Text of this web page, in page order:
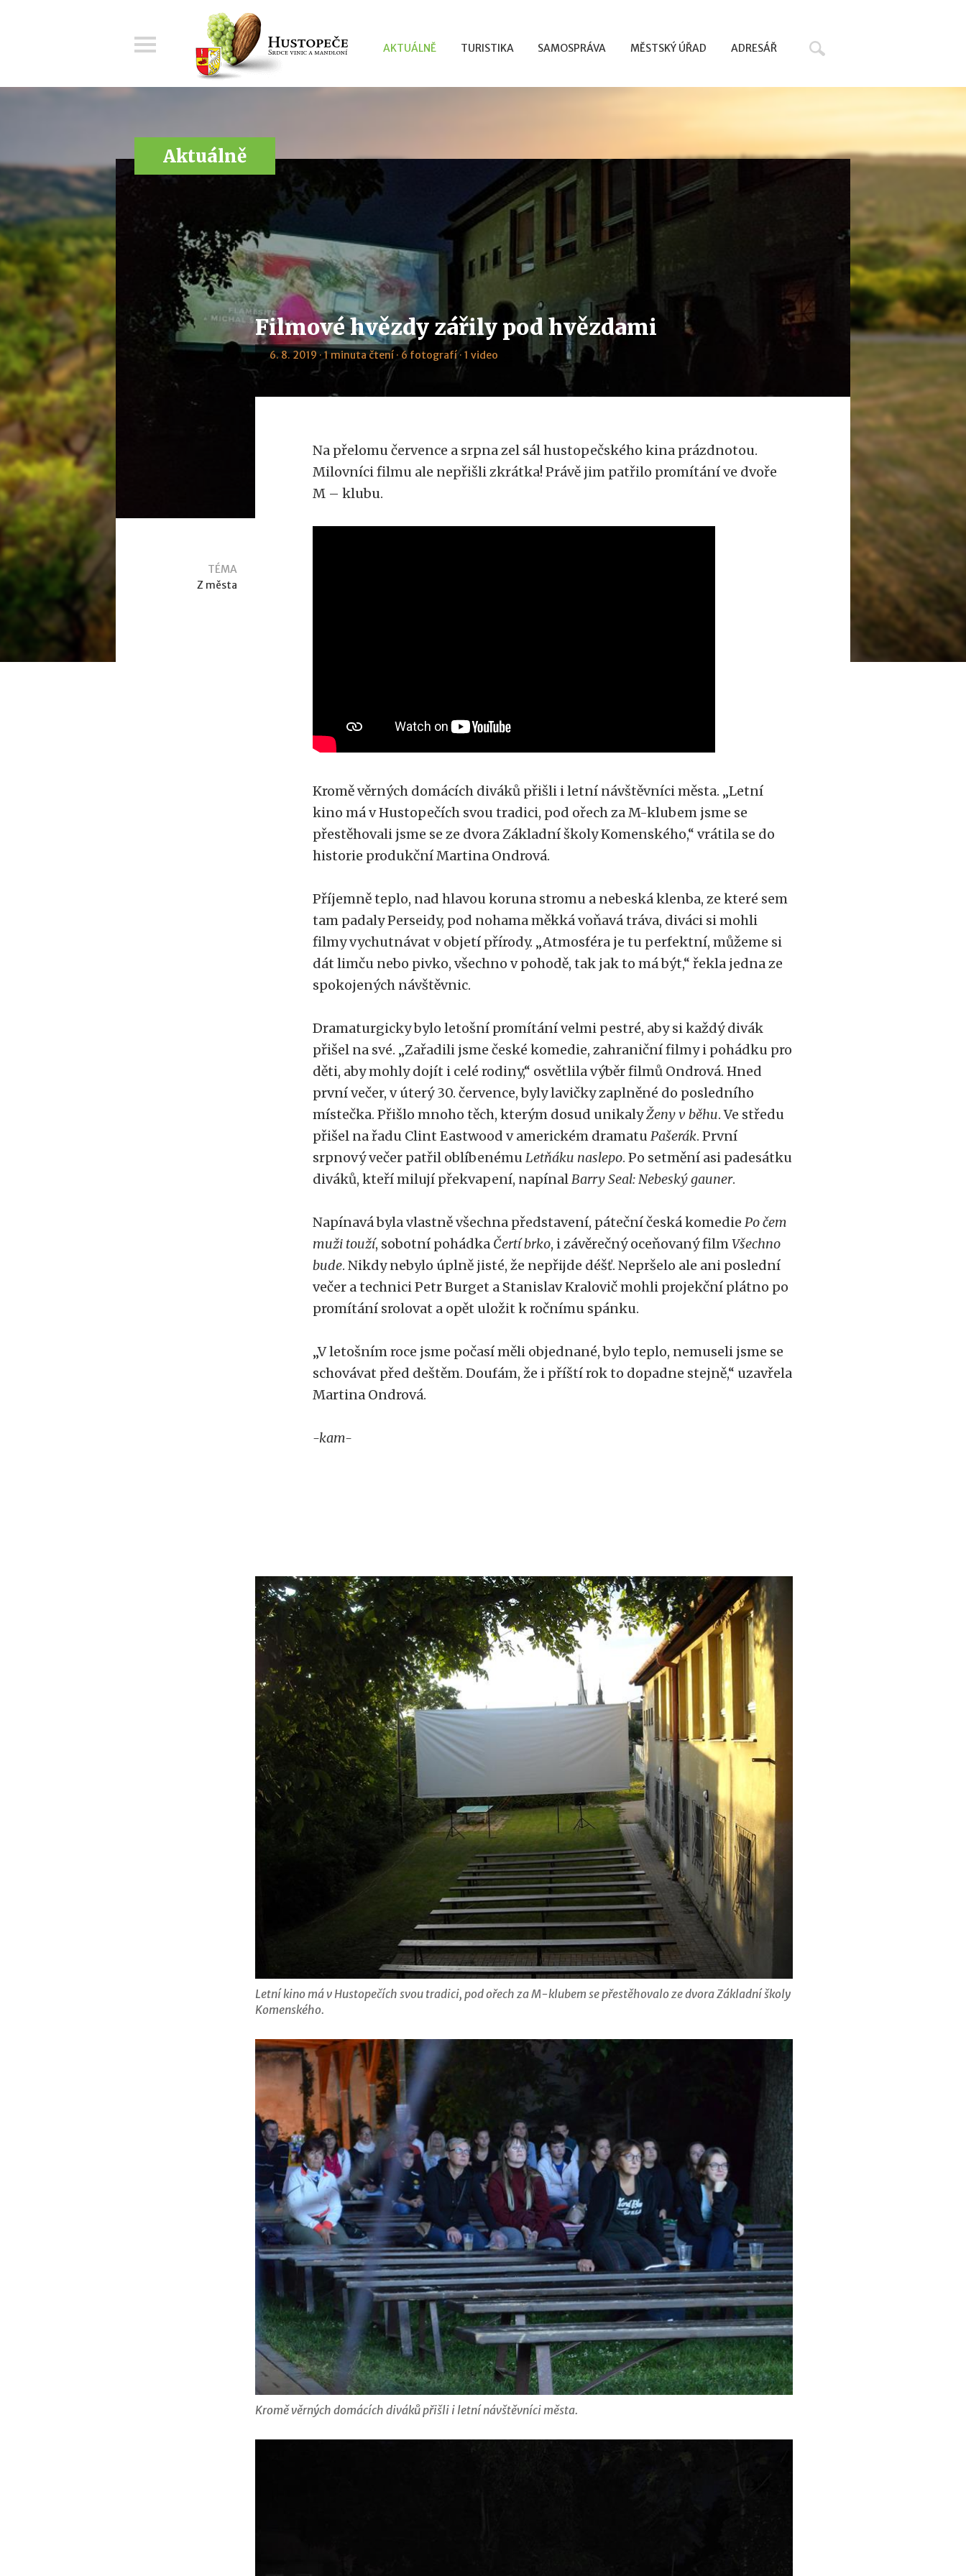
AKTUÁLNĚ TURISTIKA SAMOSPRÁVA MĚSTSKÝ ÚŘAD ADRESÁŘ
Aktuálně
Filmové hvězdy zářily pod hvězdami
6. 8. 2019 · 1 minuta čtení · 6 fotografí · 1 video
TÉMA
Z města
Na přelomu července a srpna zel sál hustopečského kina prázdnotou.
Milovníci filmu ale nepřišli zkrátka! Právě jim patřilo promítání ve dvoře
M – klubu.
Kromě věrných domácích diváků přišli i letní návštěvníci města. „Letní
kino má v Hustopečích svou tradici, pod ořech za M-klubem jsme se
přestěhovali jsme se ze dvora Základní školy Komenského,“ vrátila se do
historie produkční Martina Ondrová.
Příjemně teplo, nad hlavou koruna stromu a nebeská klenba, ze které sem
tam padaly Perseidy, pod nohama měkká voňavá tráva, diváci si mohli
filmy vychutnávat v objetí přírody. „Atmosféra je tu perfektní, můžeme si
dát limču nebo pivko, všechno v pohodě, tak jak to má být,“ řekla jedna ze
spokojených návštěvnic.
Dramaturgicky bylo letošní promítání velmi pestré, aby si každý divák
přišel na své. „Zařadili jsme české komedie, zahraniční filmy i pohádku pro
děti, aby mohly dojít i celé rodiny,“ osvětlila výběr filmů Ondrová. Hned
první večer, v úterý 30. července, byly lavičky zaplněné do posledního
místečka. Přišlo mnoho těch, kterým dosud unikalyŽeny v běhu. Ve středu
přišel na řadu Clint Eastwood v americkém dramatuPašerák. První
srpnový večer patřil oblíbenémuLetňáku naslepo. Po setmění asi padesátku
diváků, kteří milují překvapení, napínalBarry Seal: Nebeský gauner.
Napínavá byla vlastně všechna představení, páteční česká komediePo čem
muži touží, sobotní pohádka Čertí brko, i závěrečný oceňovaný filmVšechno
bude. Nikdy nebylo úplně jisté, že nepřijde déšť. Nepršelo ale ani poslední
večer a technici Petr Burget a Stanislav Kralovič mohli projekční plátno po
promítání srolovat a opět uložit k ročnímu spánku.
„V letošním roce jsme počasí měli objednané, bylo teplo, nemuseli jsme se
schovávat před deštěm. Doufám, že i příští rok to dopadne stejně,“ uzavřela
Martina Ondrová.
-kam-
Letní kino má v Hustopečích svou tradici, pod ořech za M-klubem se přestěhovalo ze dvora Základní školy
Komenského.
Kromě věrných domácích diváků přišli i letní návštěvníci města.